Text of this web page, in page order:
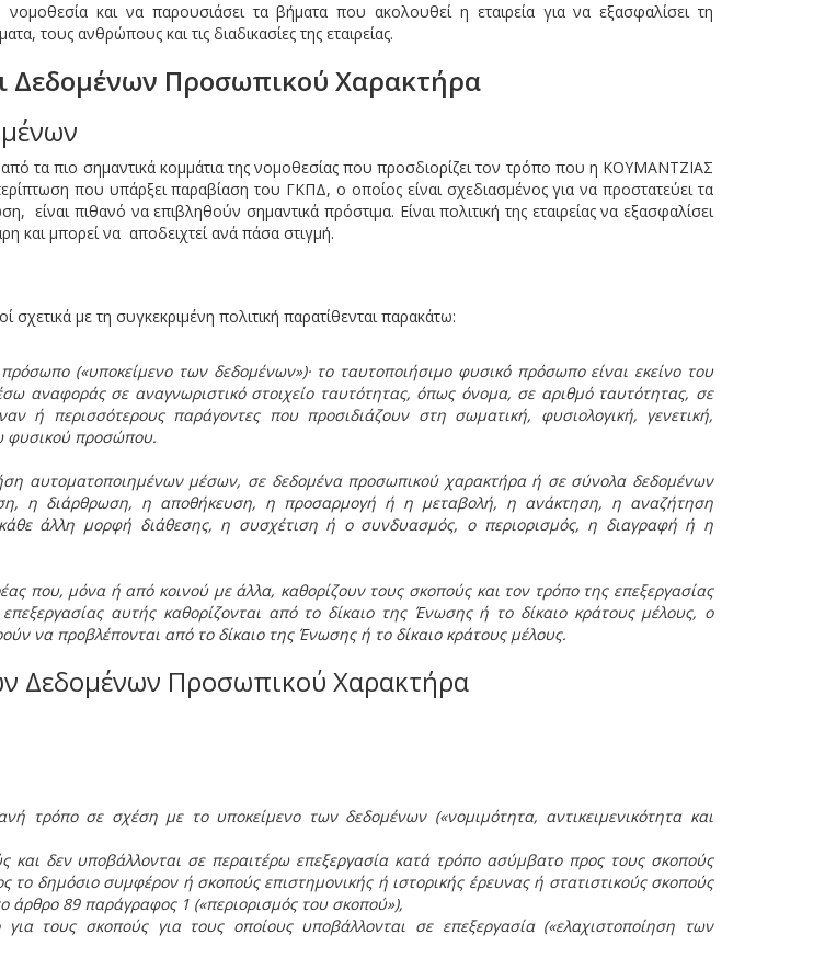
νομοθεσία και να παρουσιάσει τα βήματα που ακολουθεί η εταιρεία για να εξασφαλίσει τη
τους ανθρώπους και τις διαδικασίες της εταιρείας.
Δεδομένων Προσωπικού Χαρακτήρα
τα πιο σημαντικά κομμάτια της νομοθεσίας που προσδιορίζει τον τρόπο που η ΚΟΥΜΑΝΤΖΙΑΣ
που υπάρξει παραβίαση του ΓΚΠΔ, ο οποίος είναι σχεδιασμένος για να προστατεύει τα
πιθανό να επιβληθούν σημαντικά πρόστιμα. Είναι πολιτική της εταιρείας να εξασφαλίσει
και μπορεί να αποδειχτεί ανά πάσα στιγμή.
με τη συγκεκριμένη πολιτική παρατίθενται παρακάτω:
(«υποκείμενο των δεδομένων»)· το ταυτοποιήσιμο φυσικό πρόσωπο είναι εκείνο του
αναφοράς σε αναγνωριστικό στοιχείο ταυτότητας, όπως όνομα, σε αριθμό ταυτότητας, σε
ή περισσότερους παράγοντες που προσιδιάζουν στη σωματική, φυσιολογική, γενετική,
φυσικού προσώπου.
αυτοματοποιημένων μέσων, σε δεδομένα προσωπικού χαρακτήρα ή σε σύνολα δεδομένων
η διάρθρωση, η αποθήκευση, η προσαρμογή ή η μεταβολή, η ανάκτηση, η αναζήτηση
άλλη μορφή διάθεσης, η συσχέτιση ή ο συνδυασμός, ο περιορισμός, η διαγραφή ή η
που, μόνα ή από κοινού με άλλα, καθορίζουν τους σκοπούς και τον τρόπο της επεξεργασίας
αυτής καθορίζονται από το δίκαιο της Ένωσης ή το δίκαιο κράτους μέλους, ο
να προβλέπονται από το δίκαιο της Ένωσης ή το δίκαιο κράτους μέλους.
Δεδομένων Προσωπικού Χαρακτήρα
τρόπο σε σχέση με το υποκείμενο των δεδομένων («νομιμότητα, αντικειμενικότητα και
και δεν υποβάλλονται σε περαιτέρω επεξεργασία κατά τρόπο ασύμβατο προς τους σκοπούς
το δημόσιο συμφέρον ή σκοπούς επιστημονικής ή ιστορικής έρευνας ή στατιστικούς σκοπούς
89 παράγραφος 1 («περιορισμός του σκοπού»),
τους σκοπούς για τους οποίους υποβάλλονται σε επεξεργασία («ελαχιστοποίηση των